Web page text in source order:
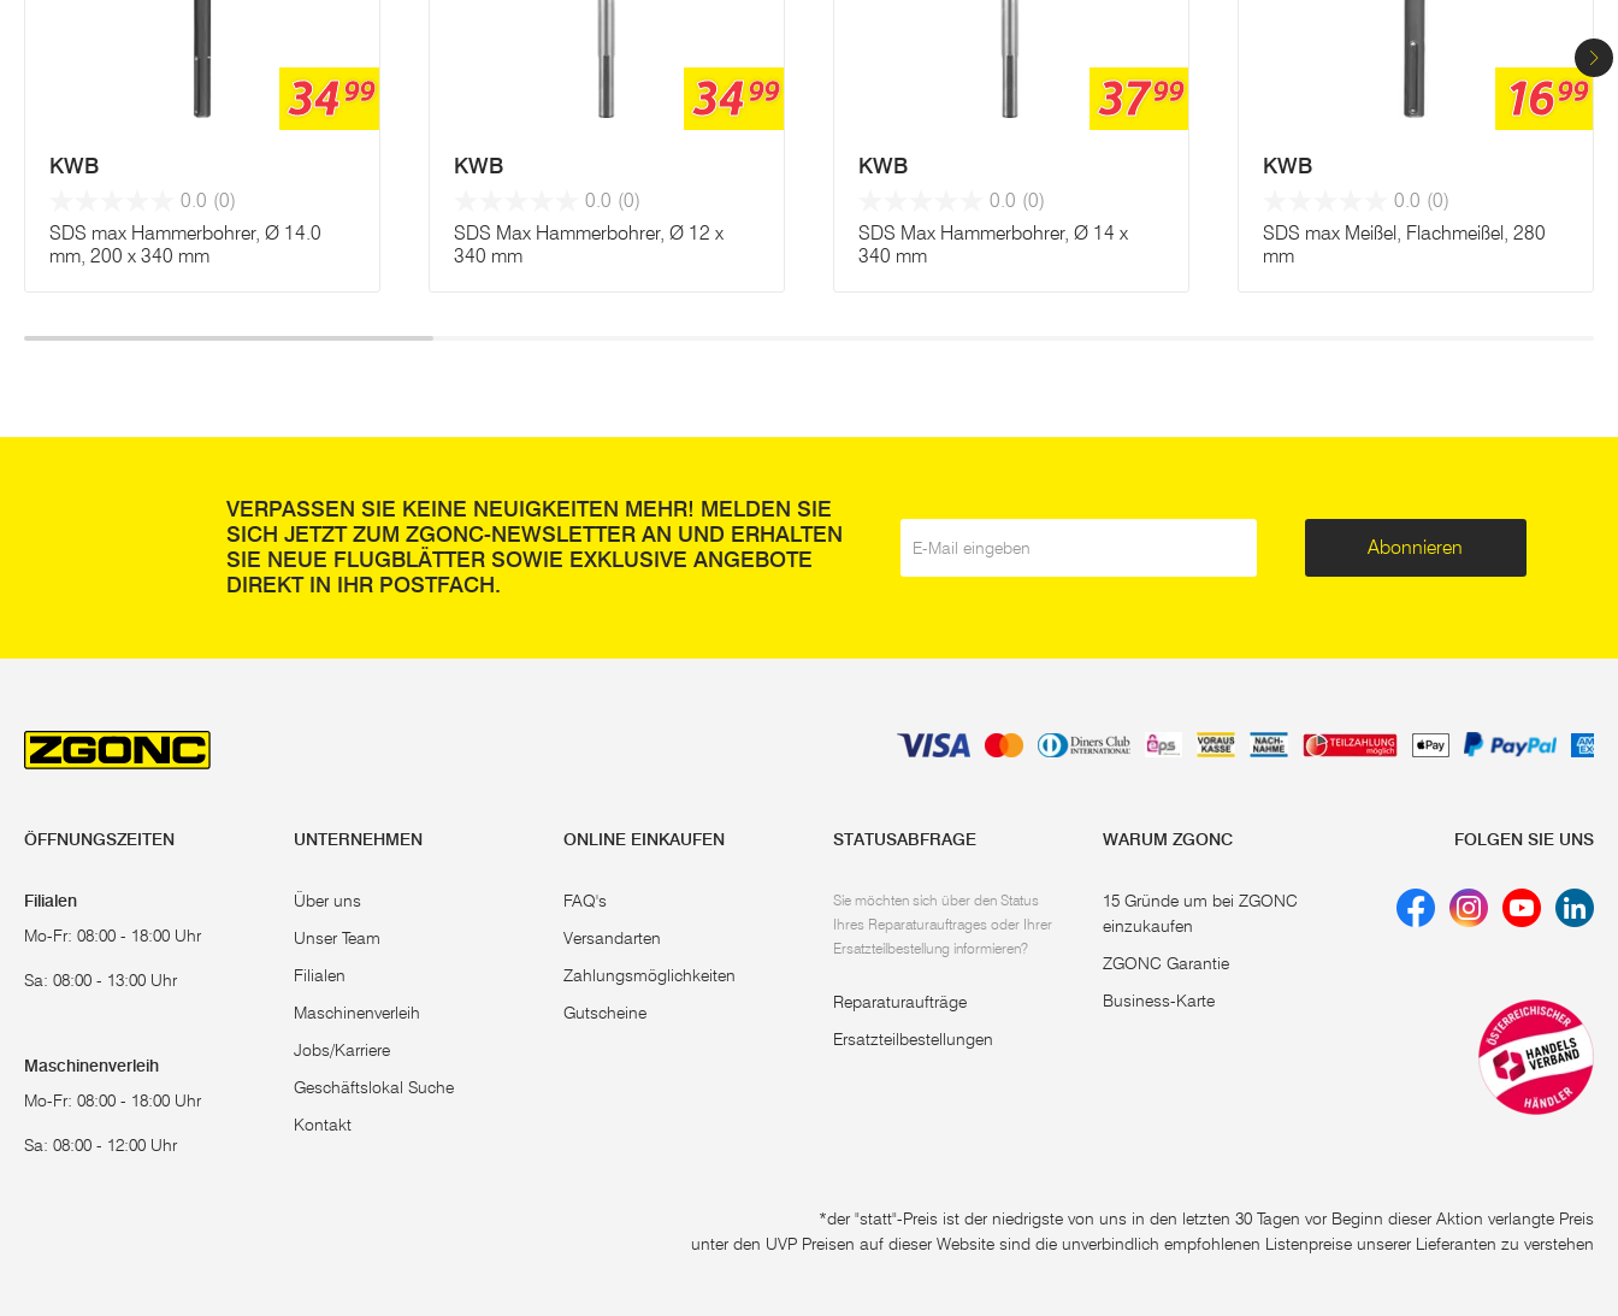
3499
KWB
0.0 (0)
SDS max Hammerbohrer, Ø 14.0
mm, 200 x 340 mm
3499
KWB
0.0 (0)
SDS Max Hammerbohrer, Ø 12 x
340 mm
3799
KWB
0.0 (0)
SDS Max Hammerbohrer, Ø 14 x
340 mm
1699
KWB
0.0 (0)
SDS max Meißel, Flachmeißel, 280
mm
VERPASSEN SIE KEINE NEUIGKEITEN MEHR! MELDEN SIE
SICH JETZT ZUM ZGONC-NEWSLETTER AN UND ERHALTEN
SIE NEUE FLUGBLÄTTER SOWIE EXKLUSIVE ANGEBOTE
DIREKT IN IHR POSTFACH.
Abonnieren
ÖFFNUNGSZEITEN
Filialen
Mo-Fr: 08:00 - 18:00 Uhr
Sa: 08:00 - 13:00 Uhr
Maschinenverleih
Mo-Fr: 08:00 - 18:00 Uhr
Sa: 08:00 - 12:00 Uhr
UNTERNEHMEN
Über uns
Unser Team
Filialen
Maschinenverleih
Jobs/Karriere
Geschäftslokal Suche
Kontakt
ONLINE EINKAUFEN
FAQ's
Versandarten
Zahlungsmöglichkeiten
Gutscheine
STATUSABFRAGE
Sie möchten sich über den Status
Ihres Reparaturauftrages oder Ihrer
Ersatzteilbestellung informieren?
Reparaturaufträge
Ersatzteilbestellungen
WARUM ZGONC
15 Gründe um bei ZGONC
einzukaufen
ZGONC Garantie
Business-Karte
FOLGEN SIE UNS
*der "statt"-Preis ist der niedrigste von uns in den letzten 30 Tagen vor Beginn dieser Aktion verlangte Preis
unter den UVP Preisen auf dieser Website sind die unverbindlich empfohlenen Listenpreise unserer Lieferanten zu verstehen